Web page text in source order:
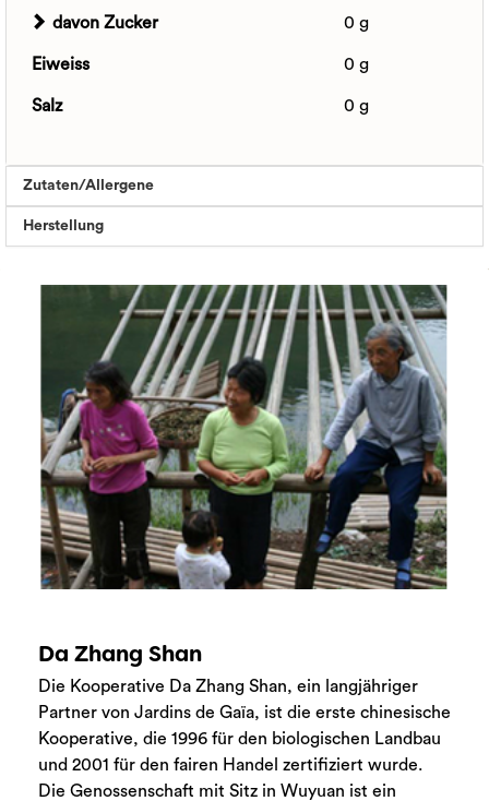
davon Zucker 0 g
Eiweiss 0 g
Salz 0 g
Zutaten/Allergene
Herstellung
Da Zhang Shan
Die Kooperative Da Zhang Shan, ein langjähriger
Partner von Jardins de Gaïa, ist die erste chinesische
Kooperative, die 1996 für den biologischen Landbau
und 2001 für den fairen Handel zertifiziert wurde.
Die Genossenschaft mit Sitz in Wuyuan ist ein